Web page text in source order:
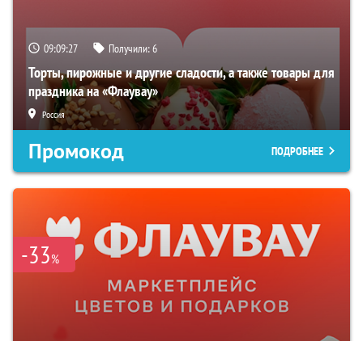
09:09:26 Получили:6
Торты, пирожные и другие сладости, а также товары для
праздника на «Флаувау»
Россия
Промокод ПОДРОБНЕЕ
-33%